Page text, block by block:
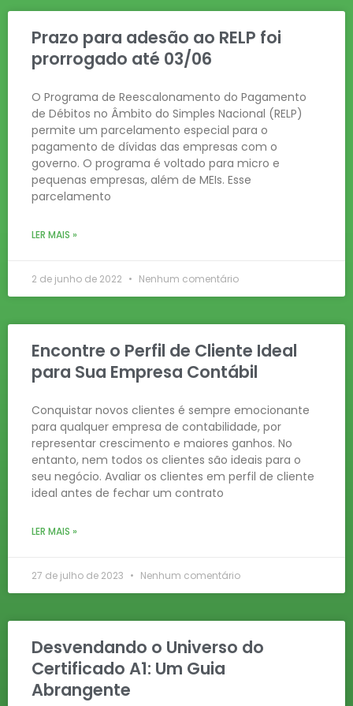
Prazo para adesão ao RELP foi
prorrogado até 03/06
O Programa de Reescalonamento do Pagamento
de Débitos no Âmbito do Simples Nacional (RELP)
permite um parcelamento especial para o
pagamento de dívidas das empresas com o
governo. O programa é voltado para micro e
pequenas empresas, além de MEIs. Esse
parcelamento
LER MAIS »
2 de junho de 2022 Nenhum comentário
Encontre o Perfil de Cliente Ideal
para Sua Empresa Contábil
Conquistar novos clientes é sempre emocionante
para qualquer empresa de contabilidade, por
representar crescimento e maiores ganhos. No
entanto, nem todos os clientes são ideais para o
seu negócio. Avaliar os clientes em perfil de cliente
ideal antes de fechar um contrato
LER MAIS »
27 de julho de 2023 Nenhum comentário
Desvendando o Universo do
Certificado A1: Um Guia
Abrangente